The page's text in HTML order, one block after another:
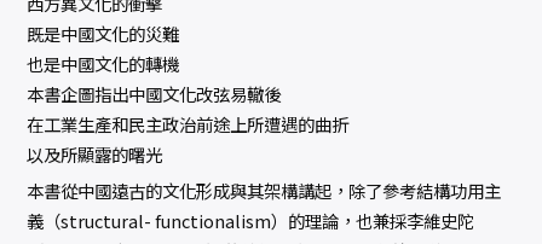
既是中國文化的災難
也是中國文化的轉機
本書企圖指出中國文化改弦易轍後
在工業生產和民主政治前途上所遭遇的曲折
以及所顯露的曙光
本書從中國遠古的文化形成與其架構講起，除了參考結構功用主
義（structural- functionalism）的理論，也兼採李維史陀